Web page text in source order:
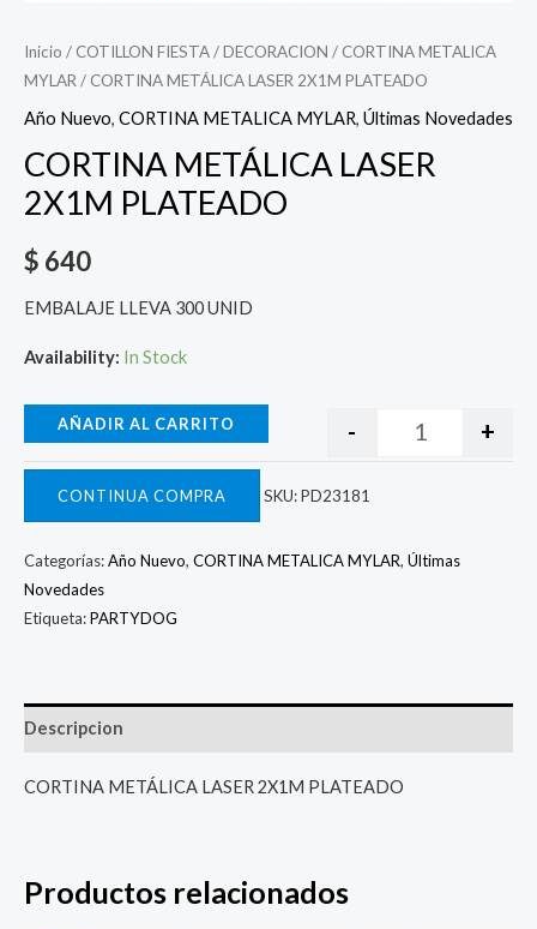
Inicio / COTILLON FIESTA/DECORACION / CORTINA METALICA
MYLAR / CORTINA METÁLICA LASER 2X1M PLATEADO
Año Nuevo, CORTINA METALICA MYLAR, Últimas Novedades
CORTINA METÁLICA LASER
2X1M PLATEADO
$ 640
EMBALAJE LLEVA 300 UNID
Availability: In Stock
- +
AÑADIR AL CARRITO
CONTINUA COMPRA SKU:PD23181
Categorías:Año Nuevo, CORTINA METALICA MYLAR, Últimas
Novedades
Etiqueta:PARTYDOG
Descripcion
CORTINA METÁLICA LASER 2X1M PLATEADO
Productos relacionados